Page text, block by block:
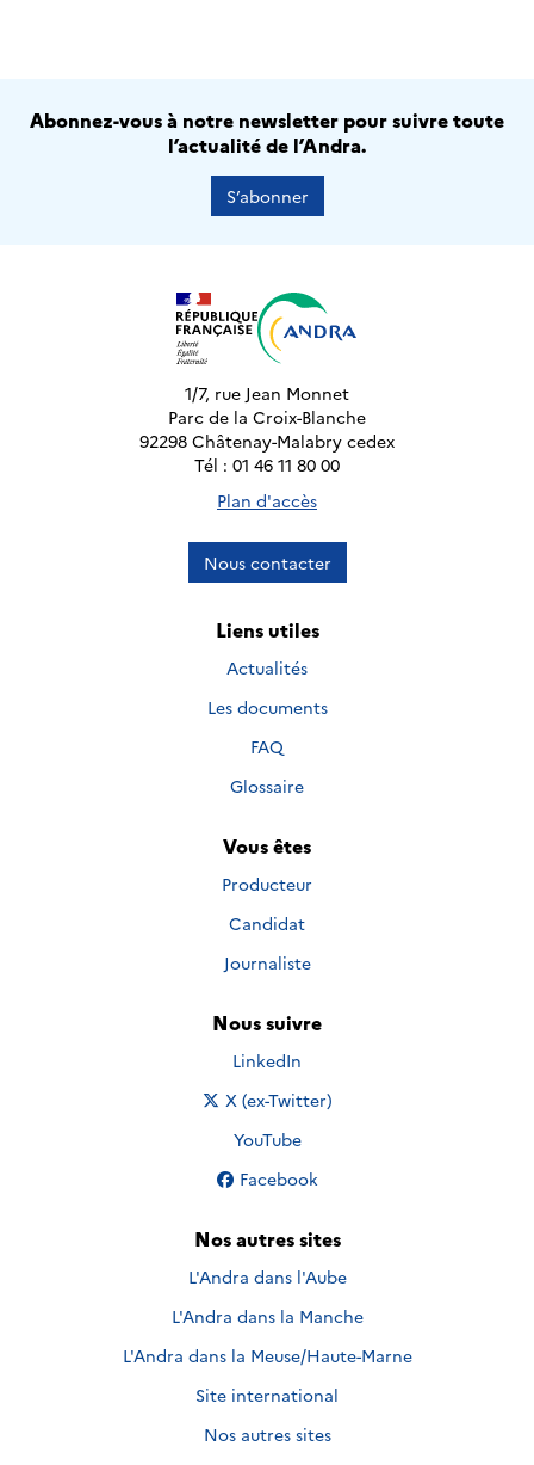
Abonnez-vous à notre newsletter pour suivre toute
l’actualité de l’Andra.
S’abonner
1/7, rue Jean Monnet
Parc de la Croix-Blanche
92298 Châtenay-Malabry cedex
Tél : 01 46 11 80 00
Plan d'accès
Nous contacter
Liens utiles
Actualités
Les documents
FAQ
Glossaire
Vous êtes
Producteur
Candidat
Journaliste
Nous suivre
Nous suivre sur
LinkedIn
Nous suivre sur
X (ex-Twitter)
Nous suivre sur
YouTube
Nous suivre sur
Facebook
Nos autres sites
L'Andra dans l'Aube
L'Andra dans la Manche
L'Andra dans la Meuse/Haute-Marne
Site international
Nos autres sites